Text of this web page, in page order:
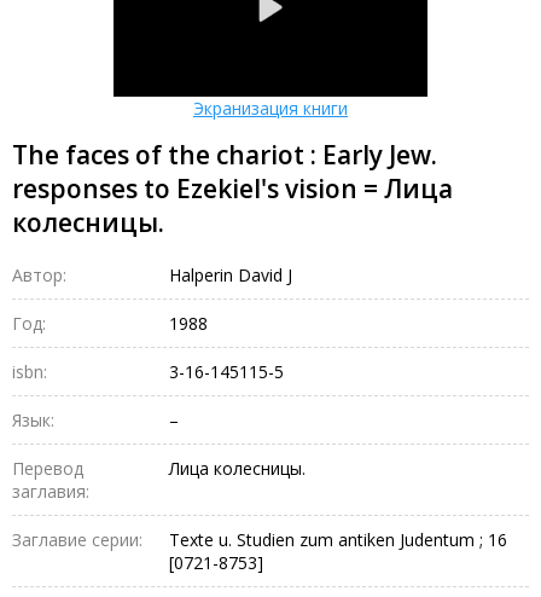
Экранизация книги
The faces of the chariot : Early Jew.
responses to Ezekiel's vision = Лица
колесницы.
Автор: Halperin David J
Год: 1988
isbn: 3-16-145115-5
Язык: –
Перевод
заглавия:
Лица колесницы.
Заглавие серии:
Texte u. Studien zum antiken Judentum ; 16
[0721-8753]